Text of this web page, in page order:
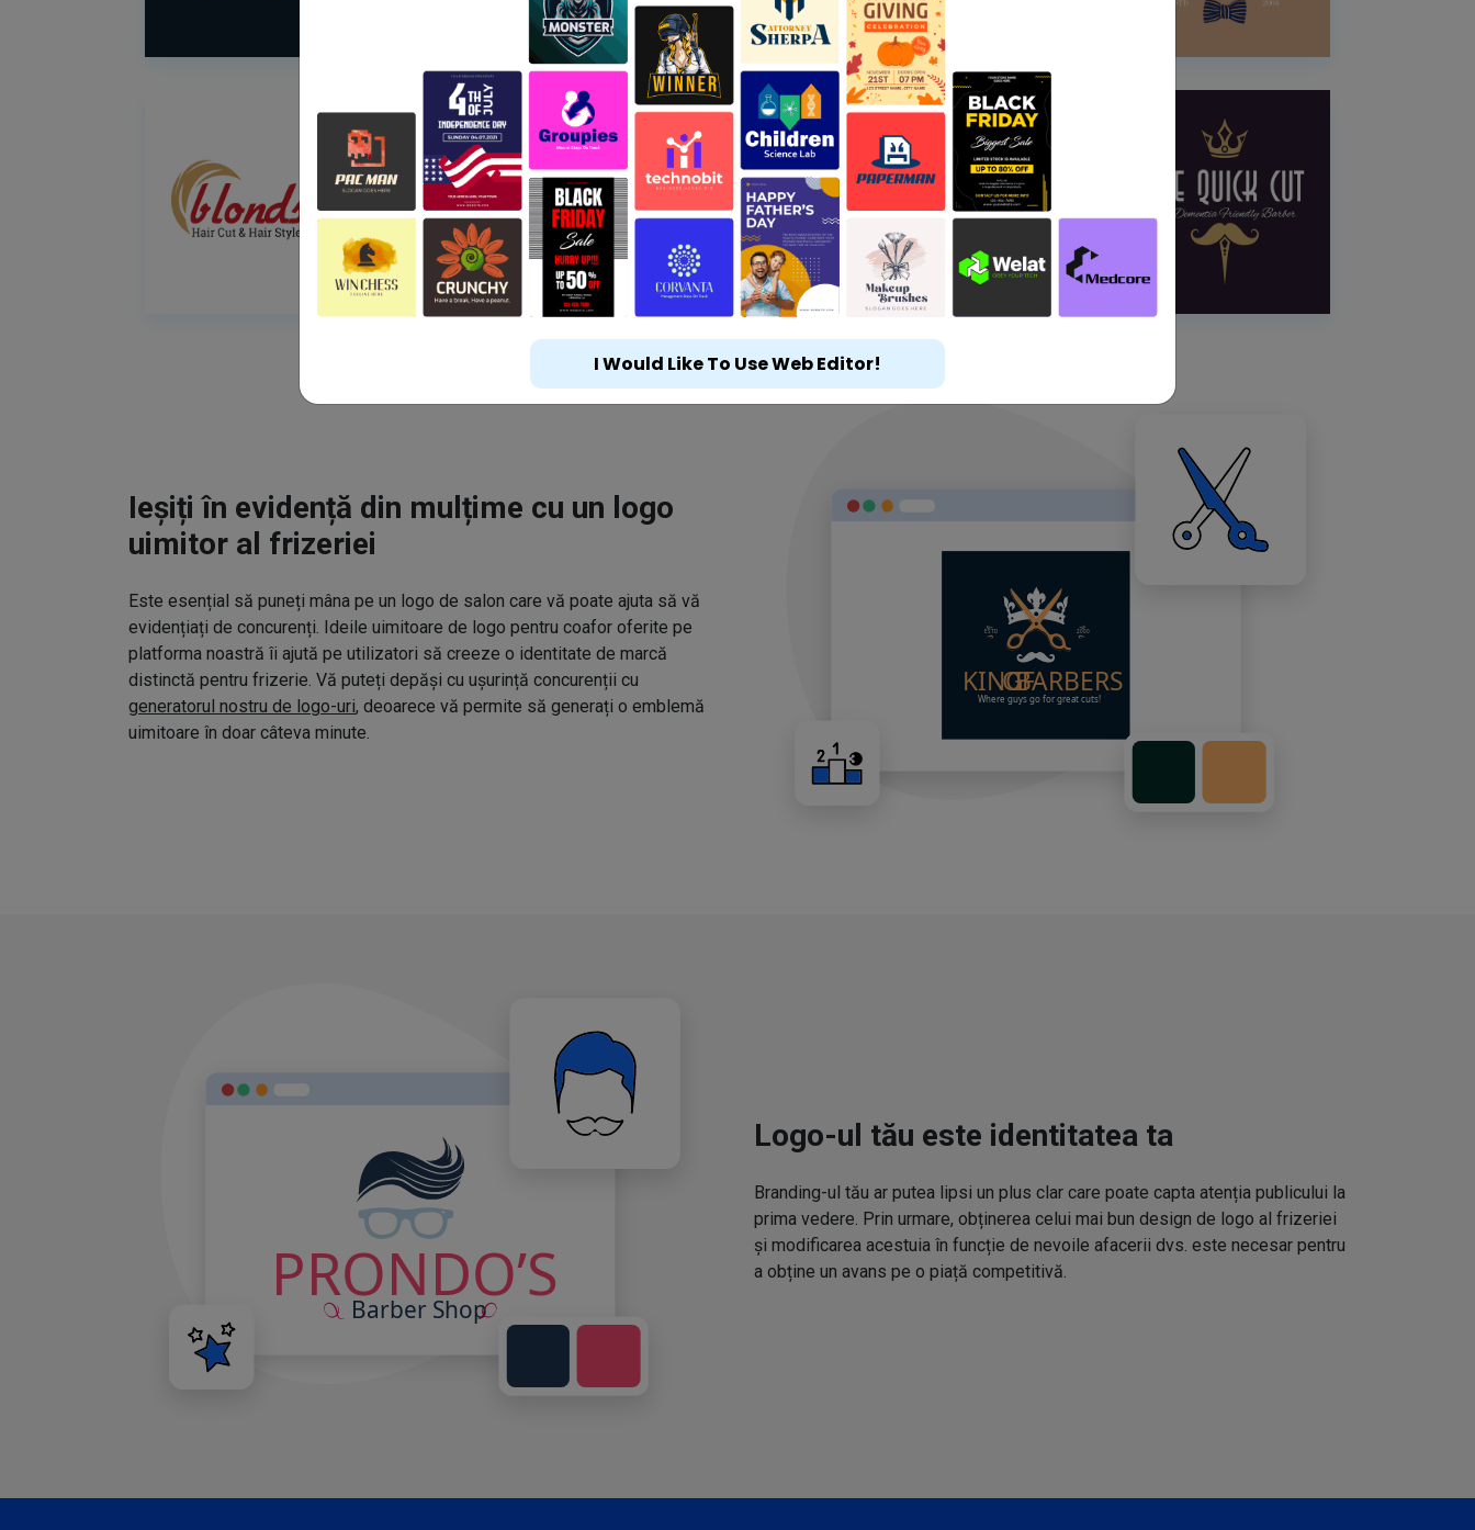
Ieșiți în evidență din mulțime cu un logo
uimitor al frizeriei
Este esențial să puneți mâna pe un logo de salon care vă poate ajuta să vă
evidențiați de concurenți. Ideile uimitoare de logo pentru coafor oferite pe
platforma noastră îi ajută pe utilizatori să creeze o identitate de marcă
distinctă pentru frizerie. Vă puteți depăși cu ușurință concurenții cu
generatorul nostru de logo-uri, deoarece vă permite să generați o emblemă
uimitoare în doar câteva minute.
Logo-ul tău este identitatea ta
Branding-ul tău ar putea lipsi un plus clar care poate capta atenția publicului la
prima vedere. Prin urmare, obținerea celui mai bun design de logo al frizeriei
și modificarea acestuia în funcție de nevoile afacerii dvs. este necesar pentru
a obține un avans pe o piață competitivă.
I Would Like To Use Web Editor!